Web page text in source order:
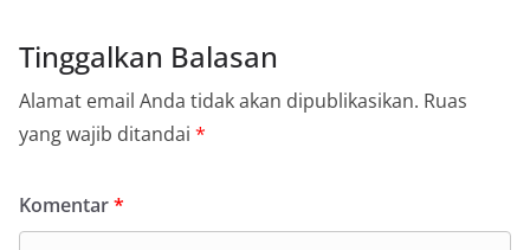
Tinggalkan Balasan
Alamat email Anda tidak akan dipublikasikan. Ruas
yang wajib ditandai *
Komentar*